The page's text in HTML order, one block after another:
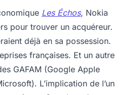
Les Échos, Nokia
pour trouver un acquéreur.
déjà en sa possession.
françaises. Et un autre
GAFAM (Google Apple
L’implication de l’un